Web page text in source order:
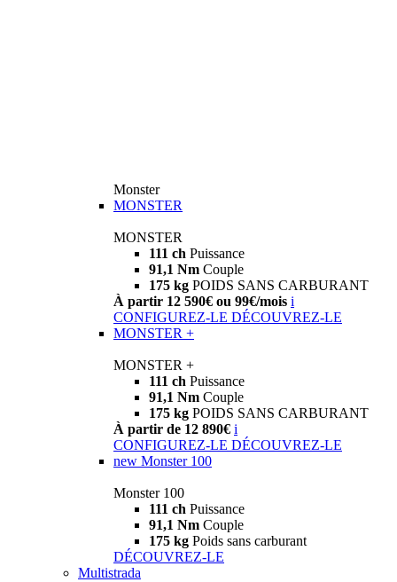
Monster
MONSTER
MONSTER
111 ch Puissance
91,1 Nm Couple
175 kg POIDS SANS CARBURANT
À partir 12 590€ ou 99€/mois i
CONFIGUREZ-LE DÉCOUVREZ-LE
MONSTER +
MONSTER +
111 ch Puissance
91,1 Nm Couple
175 kg POIDS SANS CARBURANT
À partir de 12 890€ i
CONFIGUREZ-LE DÉCOUVREZ-LE
new Monster 100
Monster 100
111 ch Puissance
91,1 Nm Couple
175 kg Poids sans carburant
DÉCOUVREZ-LE
Multistrada